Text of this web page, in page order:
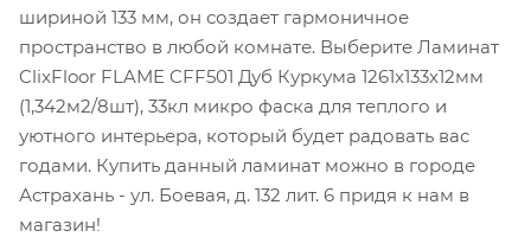
шириной 133 мм, он создает гармоничное
пространство в любой комнате. Выберите Ламинат
ClixFloor FLAME CFF501 Дуб Куркума 1261x133x12мм
(1,342м2/8шт), 33кл микро фаска для теплого и
уютного интерьера, который будет радовать вас
годами. Купить данный ламинат можно в городе
Астрахань - ул. Боевая, д. 132 лит. 6 придя к нам в
магазин!